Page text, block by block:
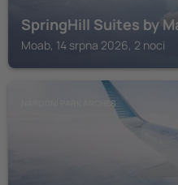
SpringHill Suites by
Moab, 14 srpna 2026, 2 noci
NÁRODNÍ PARK ARCHES